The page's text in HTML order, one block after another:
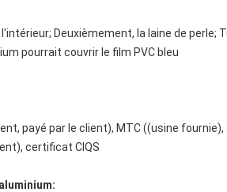
Deuxièmement, la laine de perle;
pourrait couvrir le film PVC bleu
payé par le client), MTC ((usine fournie),
certificat CIQS